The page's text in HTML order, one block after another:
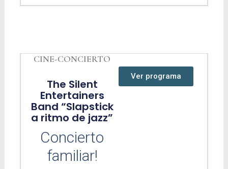
CINE-CONCIERTO
The Silent
Entertainers
Band “Slapstick
a ritmo de jazz”
Concierto
familiar!
Ver programa